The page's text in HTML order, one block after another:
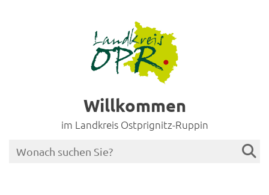
Willkommen
im Landkreis Ostprignitz-Ruppin